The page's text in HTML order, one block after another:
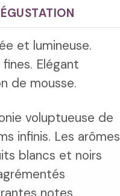
et lumineuse.
fines. Elégant
de mousse.
voluptueuse de
infinis. Les arômes
blancs et noirs